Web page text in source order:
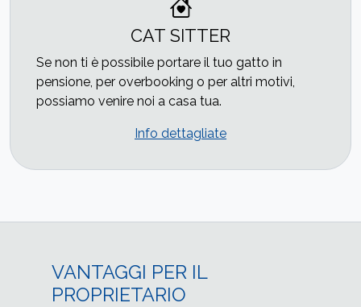
CAT SITTER
Se non ti è possibile portare il tuo gatto in
pensione, per overbooking o per altri motivi,
possiamo venire noi a casa tua.
Info dettagliate
VANTAGGI PER IL
PROPRIETARIO